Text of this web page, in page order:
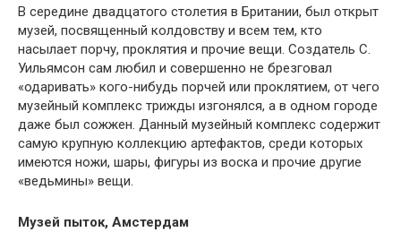
В середине двадцатого столетия в Британии, был открыт
музей, посвященный колдовству и всем тем, кто
насылает порчу, проклятия и прочие вещи. Создатель С.
Уильямсон сам любил и совершенно не брезговал
«одаривать» кого-нибудь порчей или проклятием, от чего
музейный комплекс трижды изгонялся, а в одном городе
даже был сожжен. Данный музейный комплекс содержит
самую крупную коллекцию артефактов, среди которых
имеются ножи, шары, фигуры из воска и прочие другие
«ведьмины» вещи.
Музей пыток, Амстердам